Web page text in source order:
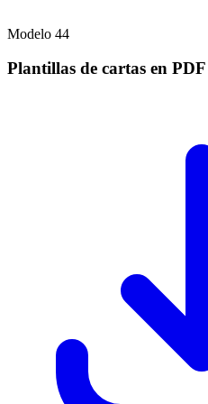
Modelo 44
Plantillas de cartas en PDF